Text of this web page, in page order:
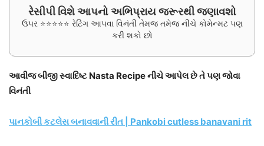
રેસીપી વિશે આપનો અભિપ્રાય જરૂરથી જણાવશો
ઉપર ⭐⭐⭐⭐⭐ રેટિંગ આપવા વિનંતી તેમજ તમેજ નીચે કોમેન્મટ પણ
કરી શકો છો
આવીજ બીજી સ્વાદિષ્ટ Nasta Recipe નીચે આપેલ છે તે પણ જોવા
વિનંતી
પાનકોબી કટલેસ બનાવવાની રીત | Pankobi cutless banavani rit